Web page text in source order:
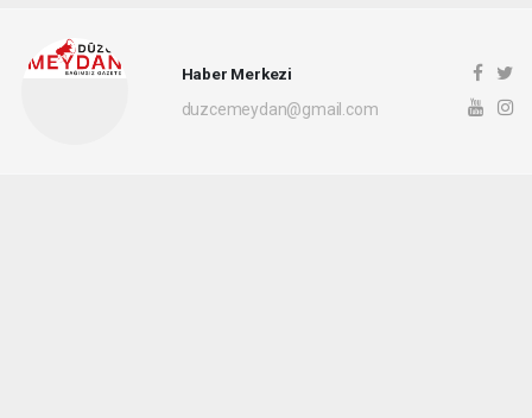
Haber Merkezi
duzcemeydan@gmail.com